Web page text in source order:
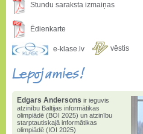
Stundu saraksta izmaiņas
Ēdienkarte
e-klase.lv vēstis
Lepojamies!
Edgars Andersons ir ieguvis
atzinību Baltijas informātikas
olimpiādē (BOI 2025) un atzinību
starptautiskajā informātikas
olimpiādē (IOI 2025)